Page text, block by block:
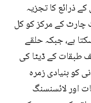
ذرائع کا تجزیہ
کے مرکز کو کل
ہے، جبکہ حلقے
طبقات کے ڈیٹا کی
کو بنیادی زمرہ
اور لائسنسنگ